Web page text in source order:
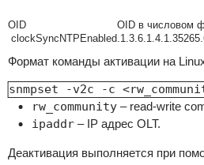
OID OID в числовом
clockSyncNTPEnabled
Формат команды активации на
snmpset -v2c -c
rw_community– read-write
ipaddr– IP адрес OLT.
Деактивация выполняется при